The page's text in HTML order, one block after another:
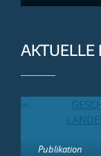
AKTUELLE
Publikation